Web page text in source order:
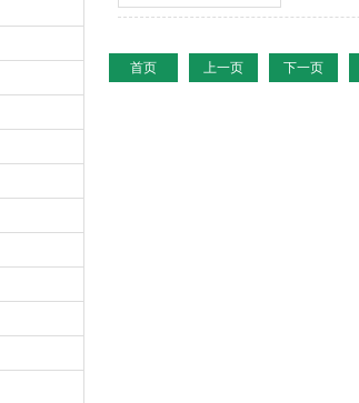
首页 上一页 下一页